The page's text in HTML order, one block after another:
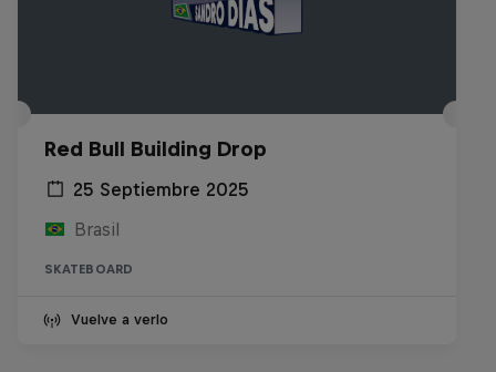
Red Bull Building Drop
25 Septiembre 2025
Brasil
SKATEBOARD
Vuelve a verlo